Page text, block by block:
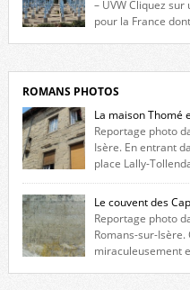
– UVW Cliquez
pour la France
ROMANS PHOTOS
La maison Thomé
Reportage photo
Isère. En entrant
place Lally-
maison construite au XVIè
fenêtres jumelles à meneaux.
niche qui contient une statue de
Le couvent des
Reportage photo
Romans-sur-
miraculeusement